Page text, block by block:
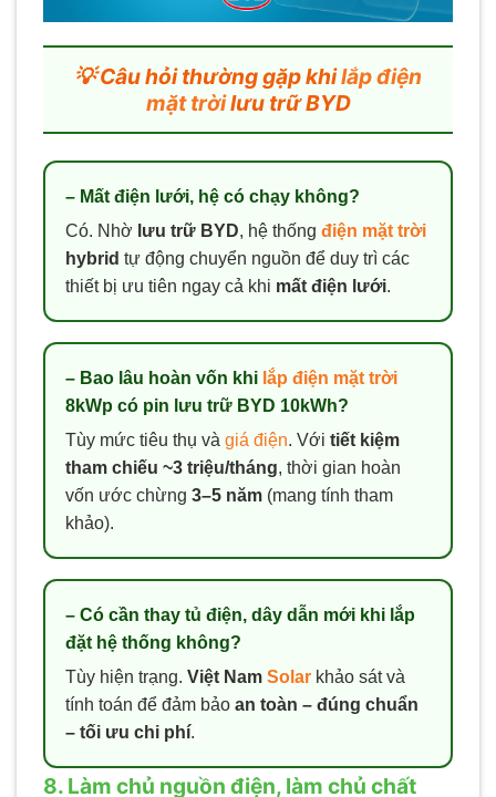
💡 Câu hỏi thường gặp khilắp điện
mặt trờilưu trữ BYD
– Mất điện lưới, hệ có chạy không?
Có. Nhờ lưu trữ BYD, hệ thống điện mặt trời
hybrid tự động chuyển nguồn để duy trì các
thiết bị ưu tiên ngay cả khi mất điện lưới.
– Bao lâu hoàn vốn khi lắp điện mặt trời
8kWp có pin lưu trữ BYD 10kWh?
Tùy mức tiêu thụ và giá điện. Với tiết kiệm
tham chiếu ~3 triệu/tháng, thời gian hoàn
vốn ước chừng 3–5 năm (mang tính tham
khảo).
– Có cần thay tủ điện, dây dẫn mới khi lắp
đặt hệ thống không?
Tùy hiện trạng. Việt Nam Solar khảo sát và
tính toán để đảm bảo an toàn – đúng chuẩn
– tối ưu chi phí.
8. Làm chủ nguồn điện, làm chủ chất